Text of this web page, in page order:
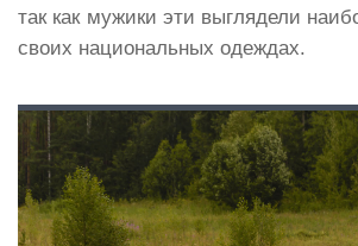
так как мужики эти выглядели
своих национальных одеждах.